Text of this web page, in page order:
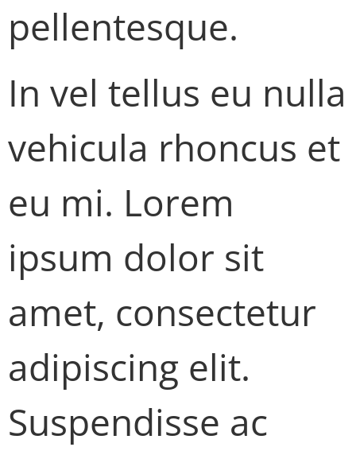
pellentesque.
In vel tellus eu nulla
vehicula rhoncus et
eu mi. Lorem
ipsum dolor sit
amet, consectetur
adipiscing elit.
Suspendisse ac